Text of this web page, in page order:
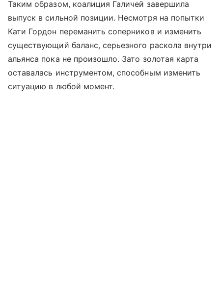
Таким образом, коалиция Галичей завершила
выпуск в сильной позиции. Несмотря на попытки
Кати Гордон переманить соперников и изменить
существующий баланс, серьезного раскола внутри
альянса пока не произошло. Зато золотая карта
оставалась инструментом, способным изменить
ситуацию в любой момент.